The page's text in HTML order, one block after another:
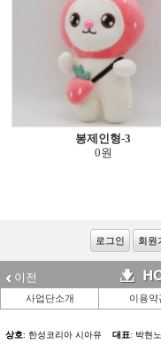
봉제인형-3
0원
로그인 회원
이전
사업단소개 이용약
상호: 한성코리아 시아유 대표: 박현노